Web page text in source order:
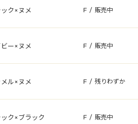
ク×ヌメ F / 販売中
ー×ヌメ F / 販売中
ル×ヌメ F / 残りわずか
ク×ブラック F / 販売中